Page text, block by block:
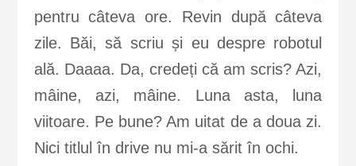
pentru câteva ore. Revin după câteva
zile. Băi, să scriu și eu despre robotul
ală. Daaaa. Da, credeți că am scris? Azi,
mâine, azi, mâine. Luna asta, luna
viitoare. Pe bune? Am uitat de a doua zi.
Nici titlul în drive nu mi-a sărit în ochi.